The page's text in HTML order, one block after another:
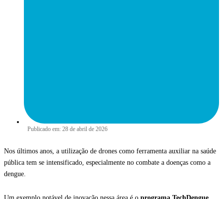
Publicado em: 28 de abril de 2026
Nos últimos anos, a utilização de drones como ferramenta auxiliar na saúde
pública tem se intensificado, especialmente no combate a doenças como a
dengue.